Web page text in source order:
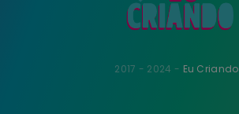
2017 - 2024 - Eu Criando